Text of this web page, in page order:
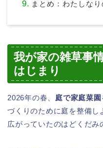
まとめ：わたしな
我が家の雑草事
はじまり
2026年の春、 庭で家庭菜園
づくりのために庭を整備
広がっていたのはどくだみ